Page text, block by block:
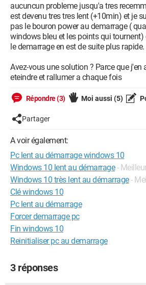
aucuncun probleme jusqu'a tres
est devenu tres tres lent (+10min) et je
pas le bouron power au demarrage (
windows bleu et les points qui tournent)
le demarrage en est de suite plus rapide.
Avez-vous une solution ? Parce que j'en
eteindre et rallumer a chaque fois
Répondre (3) Moi aussi (5)
Partager
A voir également:
Pc lent au démarrage windows 10
Windows 10 lent au démarrage -
Windows 10 très lent au démarrage-
Clé windows 10
Pc lent au démarrage
Forcer demarrage pc
Fin windows 10
Reinitialiser pc au demarrage
3 réponses